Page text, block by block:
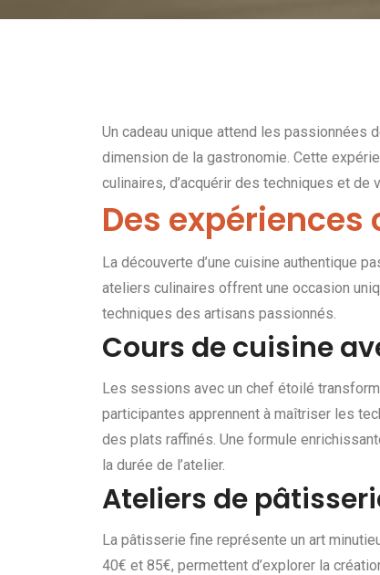
Un cadeau unique attend les passionnées
dimension de la gastronomie. Cette
culinaires, d’acquérir des techniques et
Des
La découverte d’une cuisine authentique
ateliers culinaires offrent une occasion
techniques des artisans passionnés.
Cours de cuisine
Les sessions avec un chef étoilé
participantes apprennent à maîtriser les
des plats raffinés. Une formule
la durée de l’atelier.
Ateliers de
La pâtisserie fine représente un art
40€ et 85€, permettent d’explorer la